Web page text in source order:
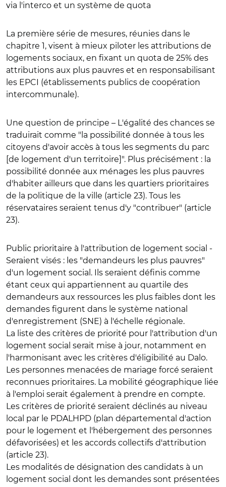
via l'interco et un système de quota
La première série de mesures, réunies dans le
chapitre 1, visent à mieux piloter les attributions de
logements sociaux, en fixant un quota de 25% des
attributions aux plus pauvres et en responsabilisant
les EPCI (établissements publics de coopération
intercommunale).
Une question de principe – L'égalité des chances se
traduirait comme "la possibilité donnée à tous les
citoyens d'avoir accès à tous les segments du parc
[de logement d'un territoire]". Plus précisément : la
possibilité donnée aux ménages les plus pauvres
d'habiter ailleurs que dans les quartiers prioritaires
de la politique de la ville (article 23). Tous les
réservataires seraient tenus d'y "contribuer" (article
23).
Public prioritaire à l'attribution de logement social -
Seraient visés : les "demandeurs les plus pauvres"
d'un logement social. Ils seraient définis comme
étant ceux qui appartiennent au quartile des
demandeurs aux ressources les plus faibles dont les
demandes figurent dans le système national
d'enregistrement (SNE) à l'échelle régionale.
La liste des critères de priorité pour l'attribution d'un
logement social serait mise à jour, notamment en
l'harmonisant avec les critères d'éligibilité au Dalo.
Les personnes menacées de mariage forcé seraient
reconnues prioritaires. La mobilité géographique liée
à l'emploi serait également à prendre en compte.
Les critères de priorité seraient déclinés au niveau
local par le PDALHPD (plan départemental d'action
pour le logement et l'hébergement des personnes
défavorisées) et les accords collectifs d'attribution
(article 23).
Les modalités de désignation des candidats à un
logement social dont les demandes sont présentées